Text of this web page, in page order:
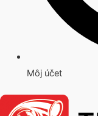
Môj účet